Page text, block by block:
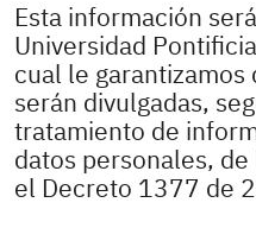
Esta información
Universidad
cual le garantizamos
serán divulgadas,
tratamiento de
datos personales,
el Decreto 1377 de